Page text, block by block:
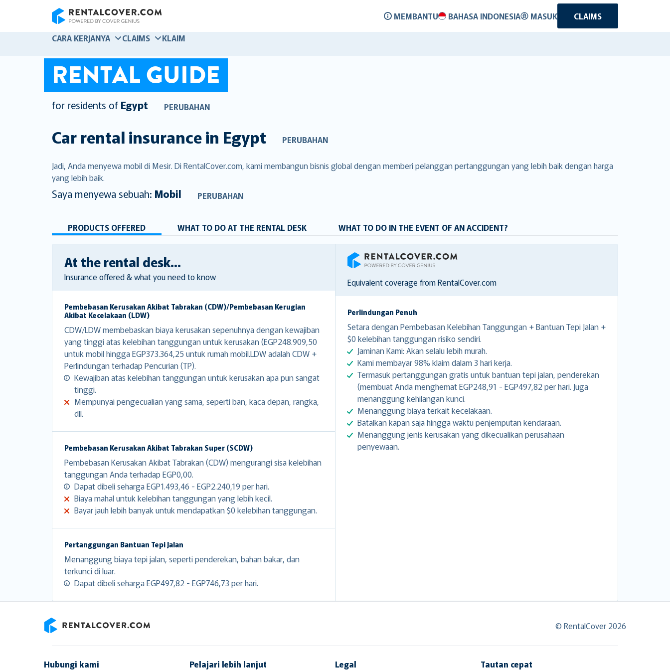
MEMBANTU BAHASA INDONESIA MASUK
CLAIMS
CARA KERJANYA
CLAIMS KLAIM
RENTAL GUIDE
for residents of Egypt PERUBAHAN
Car rental insurance in Egypt PERUBAHAN
Jadi, Anda menyewa mobil di Mesir. Di RentalCover.com, kami membangun bisnis global dengan memberi pelanggan pertanggungan yang lebih baik dengan harga
yang lebih baik.
Saya menyewa sebuah: Mobil PERUBAHAN
PRODUCTS OFFERED WHAT TO DO AT THE RENTAL DESK WHAT TO DO IN THE EVENT OF AN ACCIDENT?
At the rental desk...
Insurance offered & what you need to know
Pembebasan Kerusakan Akibat Tabrakan (CDW)/Pembebasan Kerugian
Akibat Kecelakaan (LDW)
CDW/LDW membebaskan biaya kerusakan sepenuhnya dengan kewajiban
yang tinggi atas kelebihan tanggungan untuk kerusakan (EGP248.909,50
untuk mobil hingga EGP373.364,25 untuk rumah mobil.LDW adalah CDW +
Perlindungan terhadap Pencurian (TP).
Kewajiban atas kelebihan tanggungan untuk kerusakan apa pun sangat
tinggi.
Mempunyai pengecualian yang sama, seperti ban, kaca depan, rangka,
dll.
Pembebasan Kerusakan Akibat Tabrakan Super (SCDW)
Pembebasan Kerusakan Akibat Tabrakan (CDW) mengurangi sisa kelebihan
tanggungan Anda terhadap EGP0,00.
Dapat dibeli seharga EGP1.493,46 - EGP2.240,19 per hari.
Biaya mahal untuk kelebihan tanggungan yang lebih kecil.
Bayar jauh lebih banyak untuk mendapatkan $0 kelebihan tanggungan.
Pertanggungan Bantuan Tepi Jalan
Menanggung biaya tepi jalan, seperti penderekan, bahan bakar, dan
terkunci di luar.
Dapat dibeli seharga EGP497,82 - EGP746,73 per hari.
RentalCover
Equivalent coverage from RentalCover.com
Perlindungan Penuh
Setara dengan Pembebasan Kelebihan Tanggungan + Bantuan Tepi Jalan +
$0 kelebihan tanggungan risiko sendiri.
Jaminan Kami: Akan selalu lebih murah.
Kami membayar 98% klaim dalam 3 hari kerja.
Termasuk pertanggungan gratis untuk bantuan tepi jalan, penderekan
(membuat Anda menghemat EGP248,91 - EGP497,82 per hari. Juga
menanggung kehilangan kunci.
Menanggung biaya terkait kecelakaan.
Batalkan kapan saja hingga waktu penjemputan kendaraan.
Menanggung jenis kerusakan yang dikecualikan perusahaan
penyewaan.
© RentalCover 2026
Hubungi kami Pelajari lebih lanjut Legal Tautan cepat